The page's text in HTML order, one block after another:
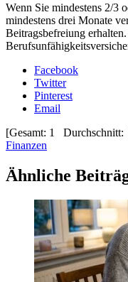
Wenn Sie mindestens 2/3
mindestens drei Monate
Beitragsbefreiung
Facebook
Twitter
Pinterest
Email
[Gesamt: 1
Finanzen
Ähnliche